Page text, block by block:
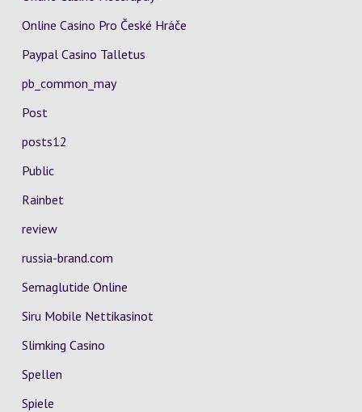
Online Casino Pro České Hráče
Paypal Casino Talletus
pb_common_may
Post
posts12
Public
Rainbet
review
russia-brand.com
Semaglutide Online
Siru Mobile Nettikasinot
Slimking Casino
Spellen
Spiele